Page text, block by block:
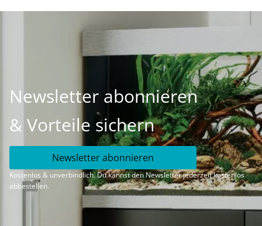
Newsletter abonnieren
& Vorteile sichern
Newsletter abonnieren
Kostenlos & unverbindlich. Du kannst den Newsletter jederzeit kostenlos
abbestellen.